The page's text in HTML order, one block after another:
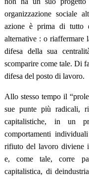
organizzazione sociale
azione è prima di tutto
alternative : o riaffermare
difesa della sua
scomparire come tale. Di
difesa del posto di lavoro.
Allo stesso tempo il
sue punte più radicali,
capitalistiche, in un
comportamenti
rifiuto del lavoro diviene
e, come tale, corre
capitalistica, di